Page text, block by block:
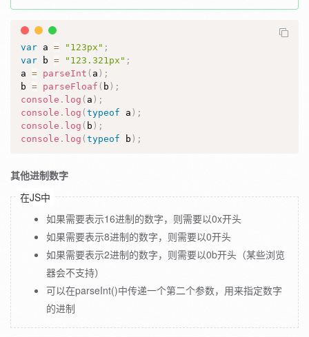
var a = "123px" ;
var b = "123.321px" ;
a = parseInt ( a ) ;
b = parseFloaf ( b ) ;
console . log ( a ) ;
console . log ( typeof a ) ;
console . log ( b ) ;
console . log ( typeof b ) ;
其他进制数字
在JS中
如果需要表示16进制的数字，则需要以0x开头
如果需要表示8进制的数字，则需要以0开头
如果需要表示2进制的数字，则需要以0b开头（某些浏览
器会不支持）
可以在parseInt()中传递一个第二个参数，用来指定数字
的进制